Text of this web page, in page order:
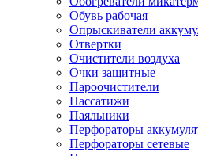
Обувь рабочая
Опрыскиватели
Отвертки
Очистители воздуха
Очки защитные
Пароочистители
Пассатижи
Паяльники
Перфораторы
Перфораторы сетевые